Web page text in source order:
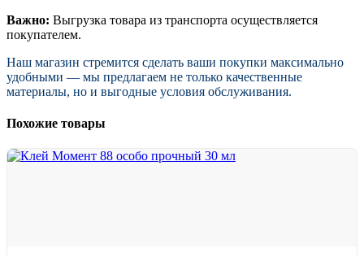
Важно: Выгрузка товара из транспорта осуществляется
покупателем.
Наш магазин стремится сделать ваши покупки максимально
удобными — мы предлагаем не только качественные
материалы, но и выгодные условия обслуживания.
Похожие товары